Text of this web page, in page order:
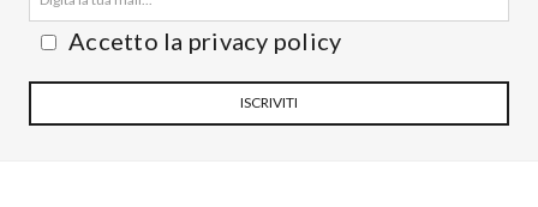
Accetto la privacy policy
ISCRIVITI